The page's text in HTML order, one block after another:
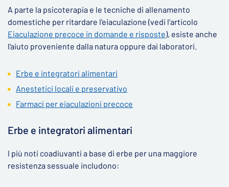
A parte la psicoterapia e le tecniche di allenamento
domestiche per ritardare l’eiaculazione (vedi l’articolo
Eiaculazione precoce in domande e risposte), esiste anche
l‘aiuto proveniente dalla natura oppure dai laboratori.
Erbe e integratori alimentari
Anestetici locali e preservativo
Farmaci per eiaculazioni precoce
Erbe e integratori alimentari
I più noti coadiuvanti a base di erbe per una maggiore
resistenza sessuale includono: